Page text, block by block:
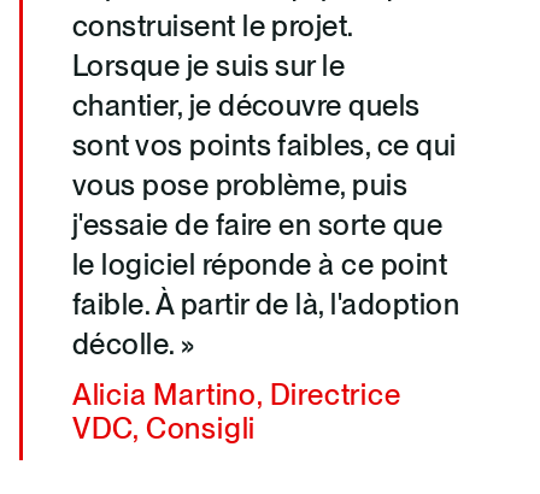
construisent le projet.
Lorsque je suis sur le
chantier, je découvre quels
sont vos points faibles, ce qui
vous pose problème, puis
j'essaie de faire en sorte que
le logiciel réponde à ce point
faible. À partir de là, l'adoption
décolle. »
Alicia Martino, Directrice
VDC, Consigli